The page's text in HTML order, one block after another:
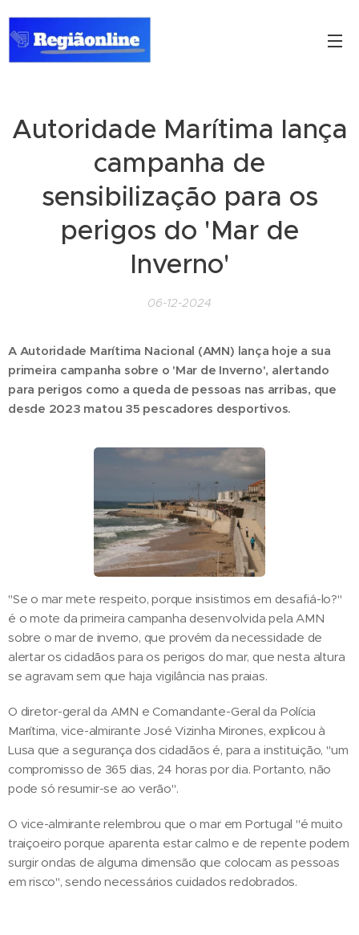
Autoridade Marítima lança
campanha de
sensibilização para os
perigos do 'Mar de
Inverno'
06-12-2024
A Autoridade Marítima Nacional (AMN) lança hoje a sua
primeira campanha sobre o 'Mar de Inverno', alertando
para perigos como a queda de pessoas nas arribas, que
desde 2023 matou 35 pescadores desportivos.
"Se o mar mete respeito, porque insistimos em desafiá-lo?"
é o mote da primeira campanha desenvolvida pela AMN
sobre o mar de inverno, que provém da necessidade de
alertar os cidadãos para os perigos do mar, que nesta altura
se agravam sem que haja vigilância nas praias.
O diretor-geral da AMN e Comandante-Geral da Polícia
Marítima, vice-almirante José Vizinha Mirones, explicou à
Lusa que a segurança dos cidadãos é, para a instituição, "um
compromisso de 365 dias, 24 horas por dia. Portanto, não
pode só resumir-se ao verão".
O vice-almirante relembrou que o mar em Portugal "é muito
traiçoeiro porque aparenta estar calmo e de repente podem
surgir ondas de alguma dimensão que colocam as pessoas
em risco", sendo necessários cuidados redobrados.